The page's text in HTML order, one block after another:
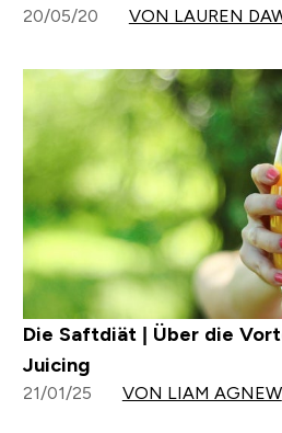
20/05/20 VON LAUREN
Die Saftdiät | Über die
Juicing
21/01/25 VON LIAM AGNEW